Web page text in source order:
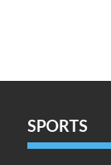
SPORTS